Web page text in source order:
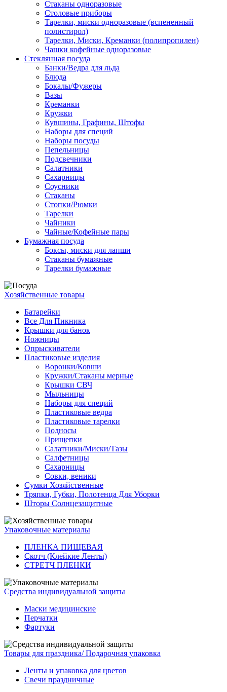
Стаканы одноразовые
Столовые приборы
Тарелки, миски одноразовые (вспененный
полистирол)
Тарелки, Миски, Креманки (полипропилен)
Чашки кофейные одноразовые
Стеклянная посуда
Банки/Ведра для льда
Блюда
Бокалы/Фужеры
Вазы
Креманки
Кружки
Кувшины, Графины, Штофы
Наборы для специй
Наборы посуды
Пепельницы
Подсвечники
Салатники
Сахарницы
Соусники
Стаканы
Стопки/Рюмки
Тарелки
Чайники
Чайные/Кофейные пары
Бумажная посуда
Боксы, миски для лапши
Стаканы бумажные
Тарелки бумажные
Хозяйственные товары
Батарейки
Все Для Пикника
Крышки для банок
Ножницы
Опрыскиватели
Пластиковые изделия
Воронки/Ковши
Кружки/Стаканы мерные
Крышки СВЧ
Мыльницы
Наборы для специй
Пластиковые ведра
Пластиковые тарелки
Подносы
Прищепки
Салатники/Миски/Тазы
Салфетницы
Сахарницы
Совки, веники
Сумки Хозяйственные
Тряпки, Губки, Полотенца Для Уборки
Шторы Солнцезащитные
Упаковочные материалы
ПЛЕНКА ПИЩЕВАЯ
Скотч (Клейкие Ленты)
СТРЕТЧ ПЛЕНКИ
Средства индивидуальной защиты
Маски медицинские
Перчатки
Фартуки
Товары для праздника/ Подарочная упаковка
Ленты и упаковка для цветов
Свечи праздничные